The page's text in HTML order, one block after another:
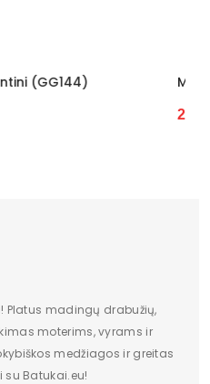
Piniginė Z.Ricardo (GG7697)
Platus madingų drabužių,
moterims, vyrams ir
medžiagos ir greitas
Batukai.eu!